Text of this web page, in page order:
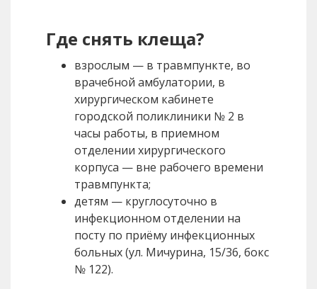
Где снять клеща?
взрослым — в травмпункте, во
врачебной амбулатории, в
хирургическом кабинете
городской поликлиники № 2 в
часы работы, в приемном
отделении хирургического
корпуса — вне рабочего времени
травмпункта;
детям — круглосуточно в
инфекционном отделении на
посту по приёму инфекционных
больных (ул. Мичурина, 15/36, бокс
№ 122).